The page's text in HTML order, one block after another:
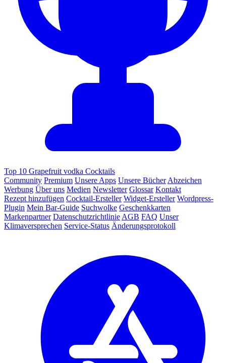
Top 10 Grapefruit vodka Cocktails
Community Premium Unsere Apps Unsere Bücher Abzeichen
Werbung Über uns Medien Newsletter Glossar Kontakt
Rezept hinzufügen Cocktail-Ersteller Widget-Ersteller Wordpress-
Plugin Mein Bar-Guide Suchwolke Geschenkkarten
Markenpartner Datenschutzrichtlinie AGB FAQ Unser
Klimaversprechen Service-Status Änderungsprotokoll